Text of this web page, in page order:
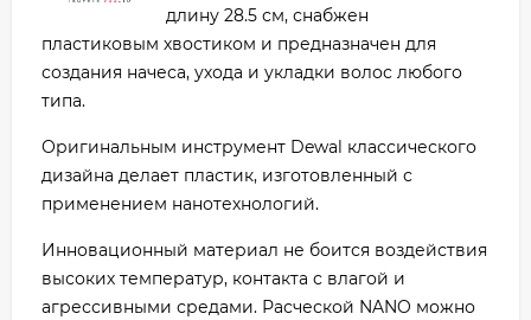
длину 28.5 см, снабжен
пластиковым хвостиком и предназначен для
создания начеса, ухода и укладки волос любого
типа.
Оригинальным инструмент Dewal классического
дизайна делает пластик, изготовленный с
применением нанотехнологий.
Инновационный материал не боится воздействия
высоких температур, контакта с влагой и
агрессивными средами. Расческой NANO можно